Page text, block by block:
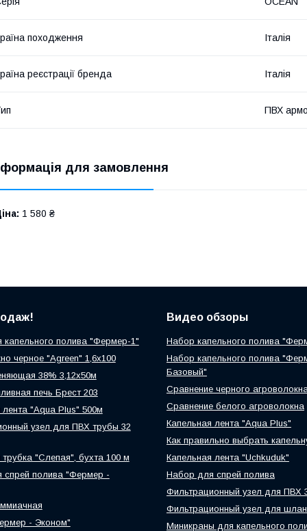
походження Італія
реєстрації бренда Італія
ПВХ
для замовлення
1 580 ₴
полива "Фермер-1"
черное "Agreen" 1,6х100
38% 3,12х50м
печь Брест 203
лента "Aqua Plus" 500м
узел для ПВХ трубы 32
трубка "Слепая", бухта 100 м
спрей полива "Фермер -
- Эконом"
Видео обзоры
Набор капельного полива
Набор капельного полива
Базовый"
Сравнение черного
Сравнение белого агроволокна
Капельная лента "Aqua Plus"
Как правильно выбрать
Капельная лента "Uchkuduk"
Набор для спрей полива
Фильтрационный узел для ПВХ
Фильтрационный узел для
Миникраны для капельного